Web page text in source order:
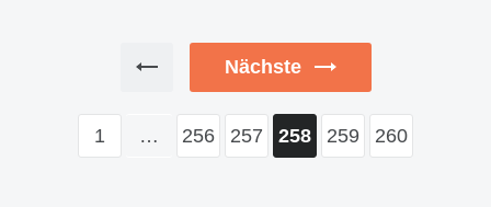
Nächste
1 … 256 257 258 259 260